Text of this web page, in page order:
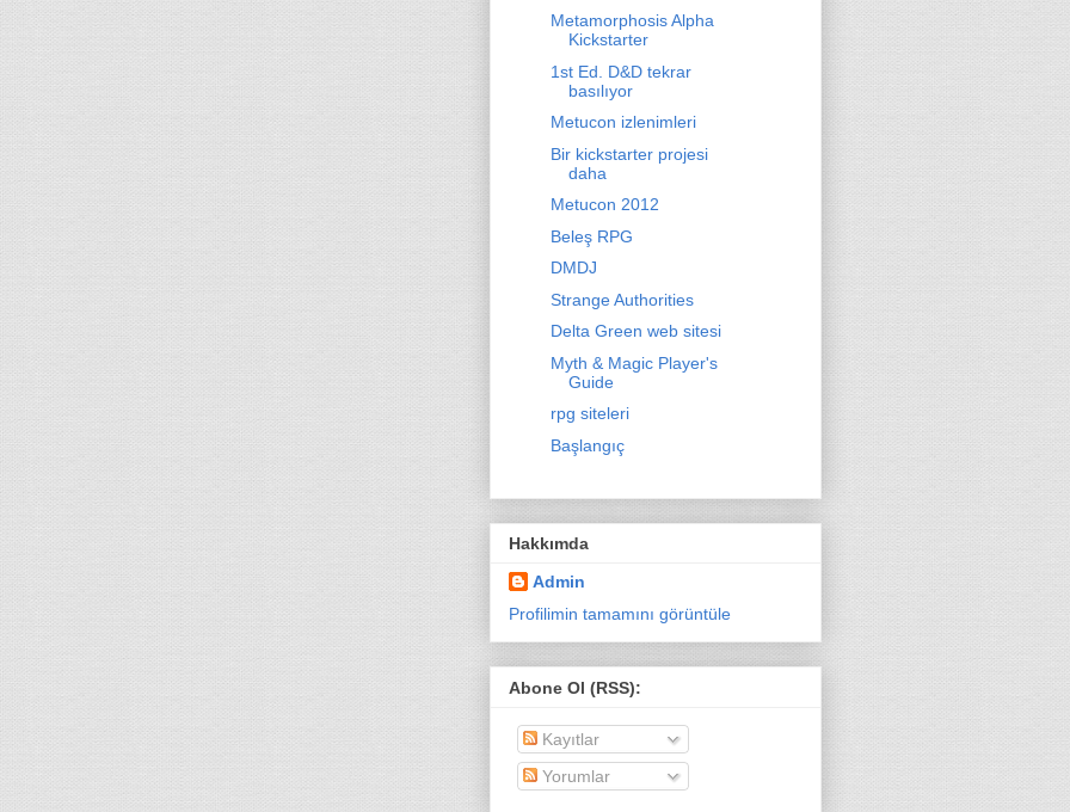
Metamorphosis Alpha
Kickstarter
1st Ed. D&D tekrar
basılıyor
Metucon izlenimleri
Bir kickstarter projesi
daha
Metucon 2012
Beleş RPG
DMDJ
Strange Authorities
Delta Green web sitesi
Myth & Magic Player's
Guide
rpg siteleri
Başlangıç
Hakkımda
Admin
Profilimin tamamını görüntüle
Abone Ol (RSS):
Kayıtlar
Yorumlar